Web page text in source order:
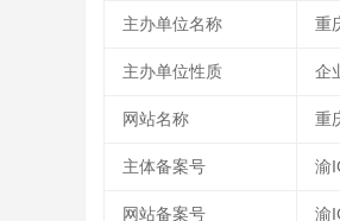
主办单位名称 重
主办单位性质 企
网站名称 重
主体备案号 渝
网站备案号 渝